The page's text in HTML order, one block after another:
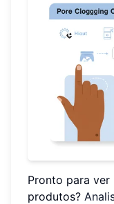
Pronto para ver
produtos?